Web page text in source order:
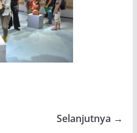
Selanjutnya →